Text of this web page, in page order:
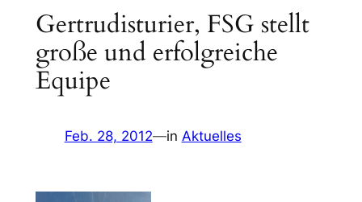
Gertrudisturier, FSG stellt
große und erfolgreiche
Equipe
Feb. 28, 2012—in Aktuelles